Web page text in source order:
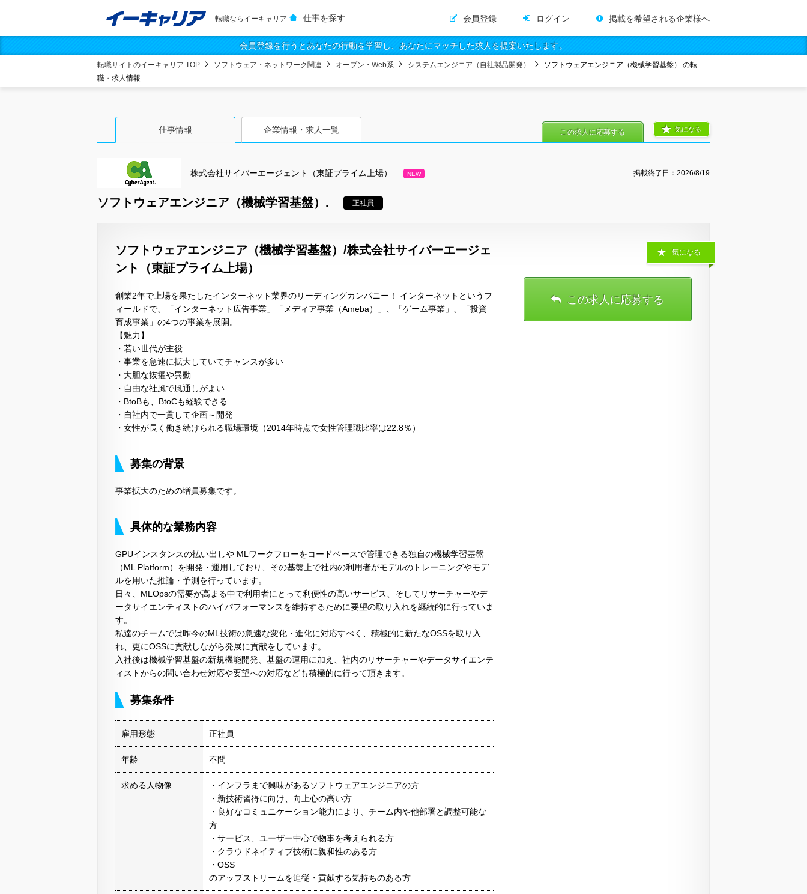
転職ならイーキャリア 仕事を探す 会員登録 ログイン 掲載を希望される企業様へ
会員登録を行うとあなたの行動を学習し、あなたにマッチした求人を提案いたします。
転職サイトのイーキャリア TOP ソフトウェア・ネットワーク関連 オープン・Web系 システムエンジニア（自社製品開発）
ソフトウェアエンジニア（機械学習基盤）.の転
職・求人情報
仕事情報 企業情報・求人一覧
株式会社サイバーエージェント（東証プライム上場） NEW 掲載終了日： 2026/8/19
ソフトウェアエンジニア（機械学習基盤）. 正社員
気になる
この求人に応募する
ソフトウェアエンジニア（機械学習基盤）/株式会社サイバーエージェ
ント（東証プライム上場）
創業2年で上場を果たしたインターネット業界のリーディングカンパニー！ インターネットというフ
ィールドで、「インターネット広告事業」「メディア事業（Ameba）」、「ゲーム事業」、「投資
育成事業」の4つの事業を展開。
【魅力】
・若い世代が主役
・事業を急速に拡大していてチャンスが多い
・大胆な抜擢や異動
・自由な社風で風通しがよい
・BtoBも、BtoCも経験できる
・自社内で一貫して企画～開発
・女性が長く働き続けられる職場環境（2014年時点で女性管理職比率は22.8％）
募集の背景
事業拡大のための増員募集です。
具体的な業務内容
GPUインスタンスの払い出しや MLワークフローをコードベースで管理できる独自の機械学習基盤
（ML Platform）を開発・運用しており、その基盤上で社内の利用者がモデルのトレーニングやモデ
ルを用いた推論・予測を行っています。
日々、MLOpsの需要が高まる中で利用者にとって利便性の高いサービス、そしてリサーチャーやデ
ータサイエンティストのハイパフォーマンスを維持するために要望の取り入れを継続的に行っていま
す。
私達のチームでは昨今のML技術の急速な変化・進化に対応すべく、積極的に新たなOSSを取り入
れ、更にOSSに貢献しながら発展に貢献をしています。
入社後は機械学習基盤の新規機能開発、基盤の運用に加え、社内のリサーチャーやデータサイエンテ
ィストからの問い合わせ対応や要望への対応なども積極的に行って頂きます。
募集条件
雇用形態 正社員
年齢 不問
求める人物像
・インフラまで興味があるソフトウェアエンジニアの方
・新技術習得に向け、向上心の高い方
・良好なコミュニケーション能力により、チーム内や他部署と調整可能な
方
・サービス、ユーザー中心で物事を考えられる方
・クラウドネイティブ技術に親和性のある方
・OSS
のアップストリームを追従・貢献する気持ちのある方
気になる
この求人に応募する